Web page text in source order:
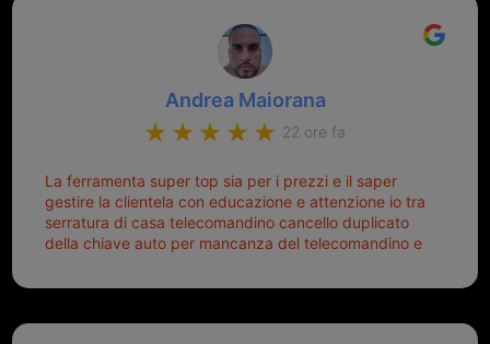
Andrea Maiorana
22 ore fa
La ferramenta super top sia per i prezzi e il saper
gestire la clientela con educazione e attenzione io tra
serratura di casa telecomandino cancello duplicato
della chiave auto per mancanza del telecomandino e
meglio ferramenta de ostia e poi il prorietario il signor